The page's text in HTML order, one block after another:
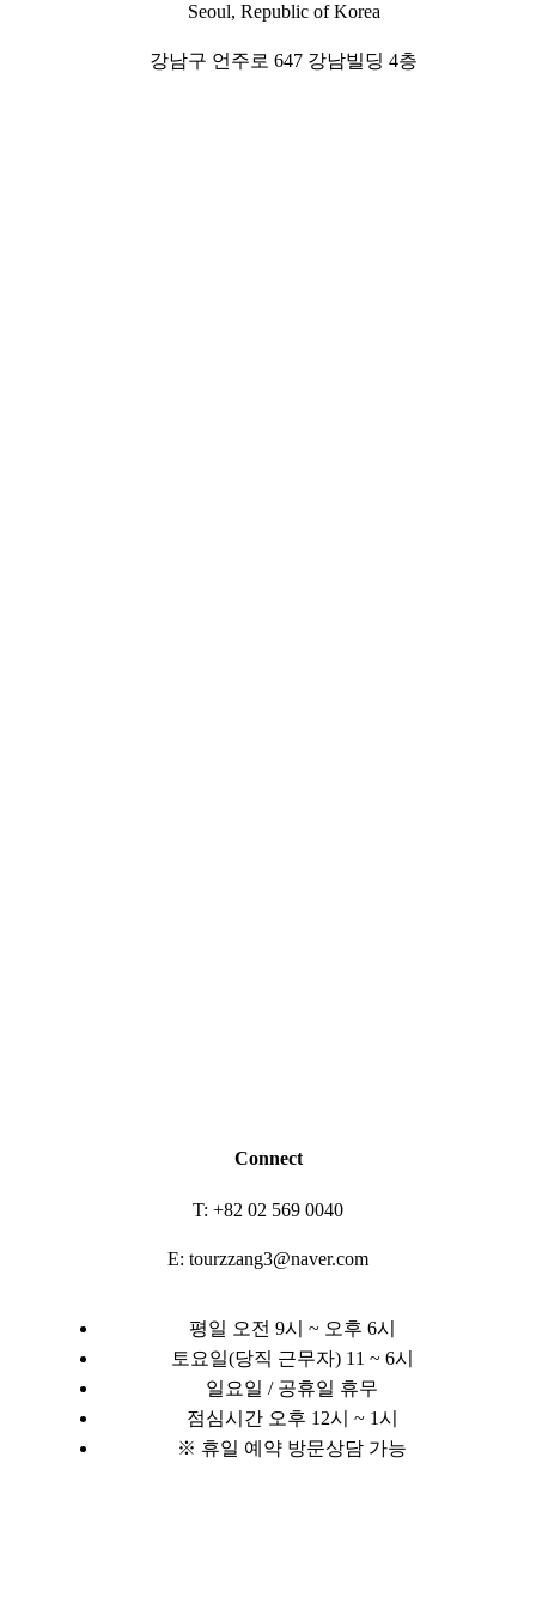
Seoul, Republic of Korea
강남구 언주로 647 강남빌딩 4층
Connect
T: +82 02 569 0040
E: tourzzang3@naver.com
평일 오전 9시 ~ 오후 6시
토요일(당직 근무자) 11 ~ 6시
일요일 / 공휴일 휴무
점심시간 오후 12시 ~ 1시
※ 휴일 예약 방문상담 가능